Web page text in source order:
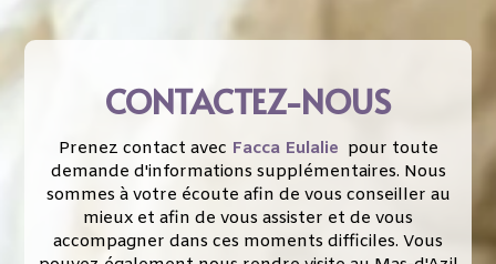
CONTACTEZ-NOUS
Prenez contact avec Facca Eulalie pour toute
demande d'informations supplémentaires. Nous
sommes à votre écoute afin de vous conseiller au
mieux et afin de vous assister et de vous
accompagner dans ces moments difficiles. Vous